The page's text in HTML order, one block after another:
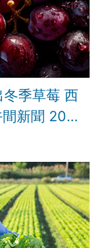
冬季草莓 西
新聞 202